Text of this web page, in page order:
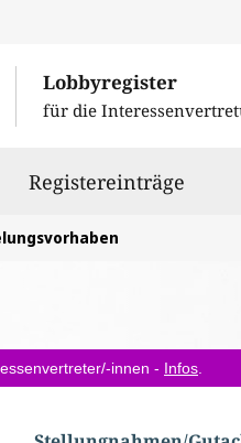
Lobbyregister
für die
Registereinträge
innen - Infos